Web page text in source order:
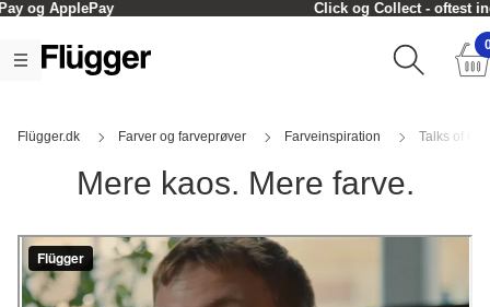
Click og Collect - oftest inden for en time
Flügger.dk Farver og farveprøver Farveinspiration Talks of
Mere kaos. Mere farve.